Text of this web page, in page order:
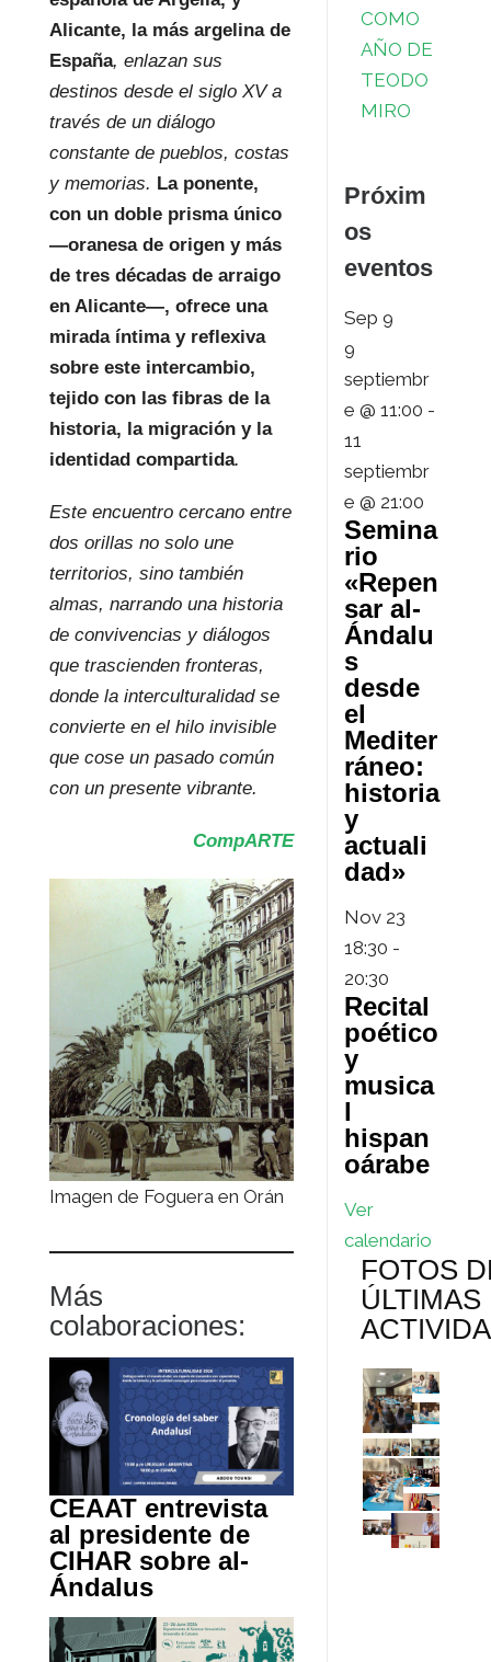
Alicante, la más argelina de
España, enlazan sus
destinos desde el siglo XV a
través de un diálogo
constante de pueblos, costas
y memorias. La ponente,
con un doble prisma único
—oranesa de origen y más
de tres décadas de arraigo
en Alicante—, ofrece una
mirada íntima y reflexiva
sobre este intercambio,
tejido con las fibras de la
historia, la migración y la
identidad compartida.
Este encuentro cercano entre
dos orillas no solo une
territorios, sino también
almas, narrando una historia
de convivencias y diálogos
que trascienden fronteras,
donde la interculturalidad se
convierte en el hilo invisible
que cose un pasado común
con un presente vibrante.
CompARTE
Imagen de Foguera en Orán
Más
colaboraciones:
CEAAT entrevista
al presidente de
CIHAR sobre al-
Ándalus
COMO
AÑO DE
TEODO
MIRO
Próxim
os
eventos
Sep9
9
septiembr
e @ 11:00 -
11
septiembr
e @ 21:00
Semina
rio
«Repen
sar al-
Ándalu
s
desde
el
Mediter
ráneo:
historia
y
actuali
dad»
Nov 23
18:30 -
20:30
Recital
poético
y
musica
l
hispan
oárabe
Ver
calendario
FOTOS
ÚLTIMAS